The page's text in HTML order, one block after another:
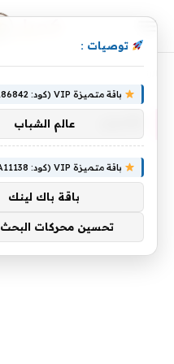
توصيات :
باقة متميزة VIP (كود: AA86842):
عالم الشباب
باقة متميزة VIP (كود: AA11138):
باقة باك لينك
تحسين محركات البحث SEO